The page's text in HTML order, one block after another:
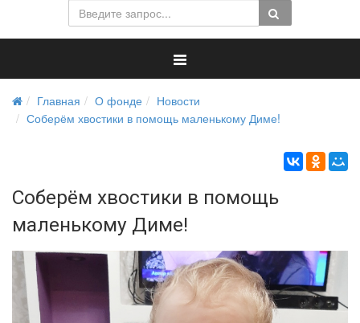
Главная О фонде
Новости
Соберём хвостики в помощь маленькому Диме!
Соберём хвостики в помощь
маленькому Диме!